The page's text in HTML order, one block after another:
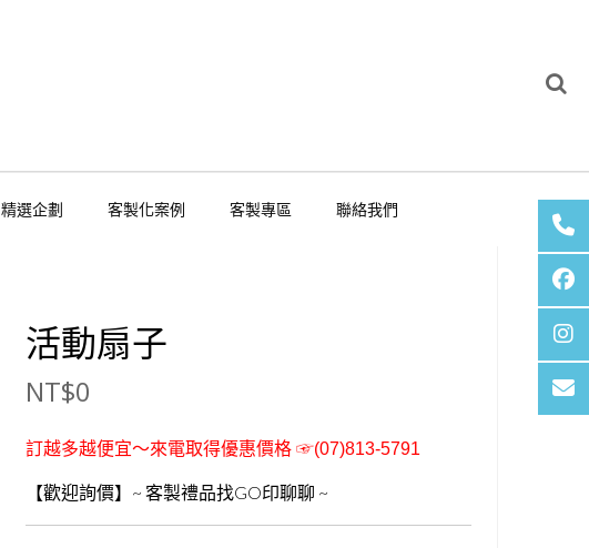
精選企劃 客製化案例 客製專區 聯絡我們
活動扇子
NT$0
訂越多越便宜～來電取得優惠價格 ☞(07)813-5791
【歡迎詢價】~ 客製禮品找GO印聊聊 ~